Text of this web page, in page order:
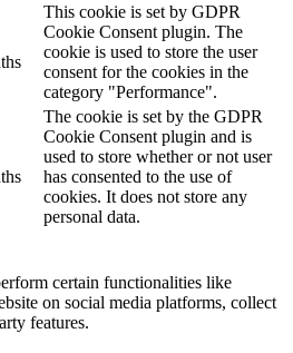
This cookie is set by GDPR
Cookie Consent plugin. The
cookie is used to store the user
consent for the cookies in the
category "Performance".
The cookie is set by the GDPR
Cookie Consent plugin and is
used to store whether or not user
has consented to the use of
cookies. It does not store any
personal data.
certain functionalities like
on social media platforms, collect
features.